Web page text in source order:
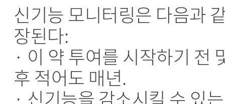
신기능 모니터링은 다음과
장된다:
· 이 약 투여를 시작하기 전
후 적어도 매년.
· 신기능을 감소시킬 수 있